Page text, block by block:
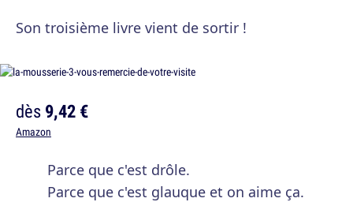
Son troisième livre vient de sortir !
dès9,42 €
Amazon
Parce que c'est drôle.
Parce que c'est glauque et on aime ça.